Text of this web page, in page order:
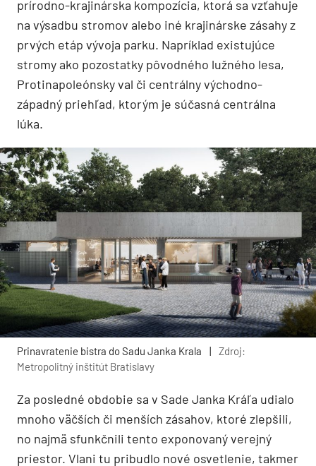
prírodno-krajinárska kompozícia, ktorá sa vzťahuje
na výsadbu stromov alebo iné krajinárske zásahy z
prvých etáp vývoja parku. Napríklad existujúce
stromy ako pozostatky pôvodného lužného lesa,
Protinapoleónsky val či centrálny východno-
západný priehľad, ktorým je súčasná centrálna
lúka.
Prinavratenie bistra do Sadu Janka Krala |
Zdroj:
Metropolitný inštitút Bratislavy
Za posledné obdobie sa v Sade Janka Kráľa udialo
mnoho väčších či menších zásahov, ktoré zlepšili,
no najmä sfunkčnili tento exponovaný verejný
priestor. Vlani tu pribudlo nové osvetlenie, takmer